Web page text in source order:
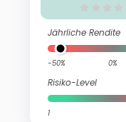
Jährliche Rendite
-50% 0%
Risiko-Level
1